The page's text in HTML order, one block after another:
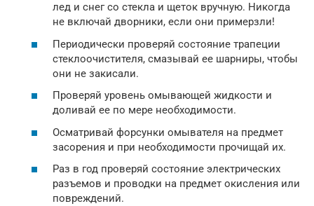
лед и снег со стекла и щеток вручную. Никогда
не включай дворники, если они примерзли!
Периодически проверяй состояние трапеции
стеклоочистителя, смазывай ее шарниры, чтобы
они не закисали.
Проверяй уровень омывающей жидкости и
доливай ее по мере необходимости.
Осматривай форсунки омывателя на предмет
засорения и при необходимости прочищай их.
Раз в год проверяй состояние электрических
разъемов и проводки на предмет окисления или
повреждений.